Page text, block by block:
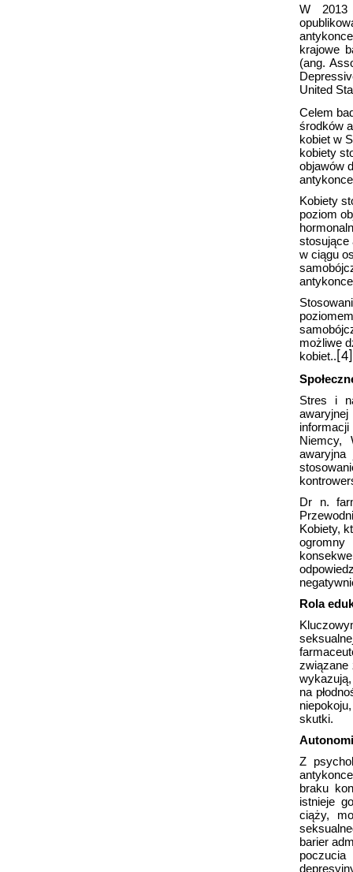
W 2013
krajowe
(ang.
United
Celem
środków
kobiet w
kobiety
objawów
Kobiety
poziom
stosujące
w ciągu
możliwe
kobiet.. [4]
Stres i
Niemcy,
Dr n.
Kobiety,
Rola
związane
na
skutki.
Z
braku
istnieje
ciąży,
barier